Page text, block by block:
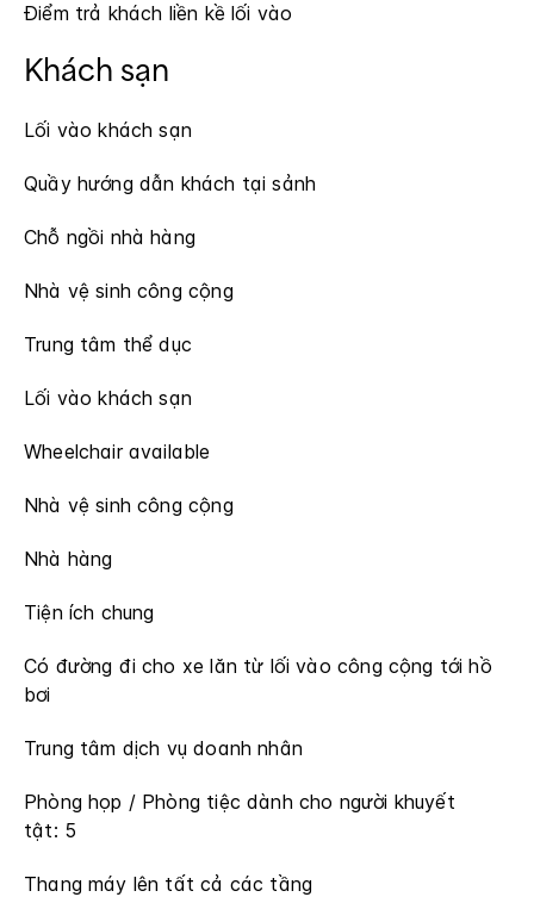
Điểm trả khách liền kề lối vào
Khách sạn
Lối vào khách sạn
Quầy hướng dẫn khách tại sảnh
Chỗ ngồi nhà hàng
Nhà vệ sinh công cộng
Trung tâm thể dục
Lối vào khách sạn
Wheelchair available
Nhà vệ sinh công cộng
Nhà hàng
Tiện ích chung
Có đường đi cho xe lăn từ lối vào công cộng tới hồ
bơi
Trung tâm dịch vụ doanh nhân
Phòng họp / Phòng tiệc dành cho người khuyết
tật: 5
Thang máy lên tất cả các tầng